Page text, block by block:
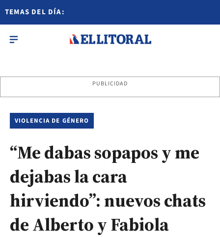
TEMAS DEL DÍA:
PUBLICIDAD
VIOLENCIA DE GÉNERO
“Me dabas sopapos y me
dejabas la cara
hirviendo”: nuevos chats
de Alberto y Fabiola